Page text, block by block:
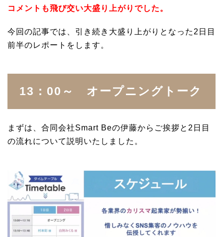
コメントも飛び交い大盛り上がりでした。
今回の記事では、引き続き大盛り上がりとなった2日目
前半のレポートをします。
13：00～ オープニングトーク
まずは、合同会社Smart Beの伊藤からご挨拶と2日目
の流れについて説明いたしました。